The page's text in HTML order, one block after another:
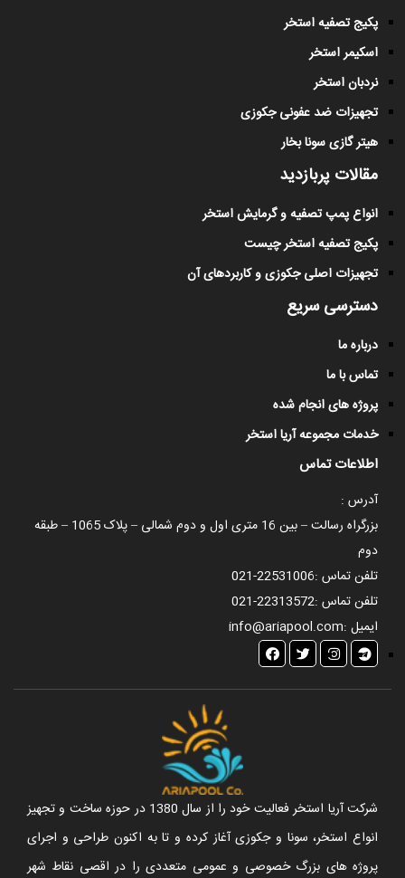
پکیج تصفیه استخر
اسکیمر استخر
نردبان استخر
تجهیزات ضد عفونی جکوزی
هیتر گازی سونا بخار
مقالات پربازدید
انواع پمپ تصفیه و گرمایش استخر
پکیج تصفیه استخر چیست
تجهیزات اصلی جکوزی و کاربردهای آن
دسترسی سریع
درباره ما
تماس با ما
پروژه های انجام شده
خدمات مجموعه آریا استخر
اطلاعات تماس
آدرس :
بزرگراه رسالت – بین 16 متری اول و دوم شمالی – پلاک 1065 – طبقه
دوم
تلفن تماس :021-22531006
تلفن تماس :021-22313572
ایمیل :info@ariapool.com
شرکت آریا استخر فعالیت خود را از سال 1380 در حوزه ساخت و تجهیز
انواع استخر، سونا و جکوزی آغاز کرده و تا به اکنون طراحی و اجرای
پروژه های بزرگ خصوصی و عمومی متعددی را در اقصی نقاط شهر